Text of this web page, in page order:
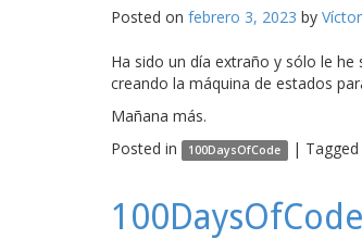
Posted on febrero 3, 2023 by
Ha sido un día extraño y sólo le
creando la máquina de estados
Mañana más.
Posted in
100DaysOfCode | Tagged